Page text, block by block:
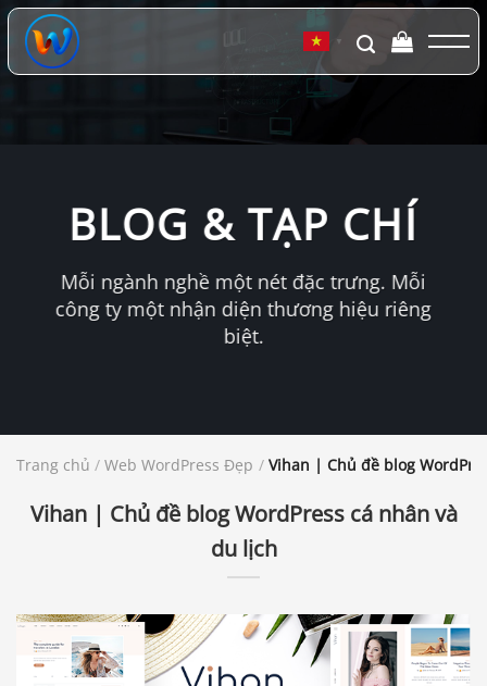
Chuyển
đến
dung
▼
BLOG & TẠP CHÍ
Mỗi ngành nghề một nét đặc trưng. Mỗi
công ty một nhận diện thương hiệu riêng
biệt.
Trang chủ / Web WordPress Đẹp / Vihan | Chủ đề blog
Vihan | Chủ đề blog WordPress cá nhân và
du lịch